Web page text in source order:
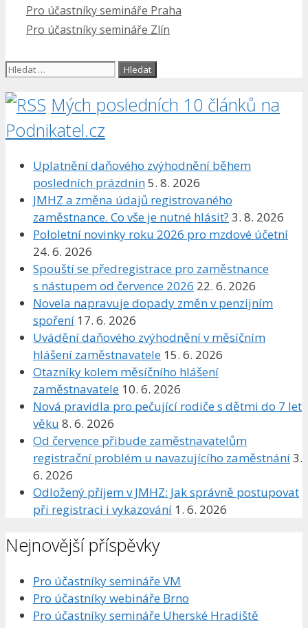
Pro účastníky semináře Praha
Pro účastníky semináře Zlín
Hledat:
Mých posledních 10 článků na
Podnikatel.cz
Uplatnění daňového zvýhodnění během
posledních prázdnin5. 8. 2026
JMHZ a změna údajů registrovaného
zaměstnance. Co vše je nutné hlásit? 3. 8. 2026
Pololetní novinky roku 2026 pro mzdové účetní
24. 6. 2026
Spouští se předregistrace pro zaměstnance
s nástupem od července 2026 22. 6. 2026
Novela napravuje dopady změn v penzijním
spoření 17. 6. 2026
Uvádění daňového zvýhodnění v měsíčním
hlášení zaměstnavatele 15. 6. 2026
Otazníky kolem měsíčního hlášení
zaměstnavatele 10. 6. 2026
Nová pravidla pro pečující rodiče s dětmi do 7 let
věku 8. 6. 2026
Od července přibude zaměstnavatelům
registrační problém u navazujícího zaměstnání3.
6. 2026
Odložený příjem v JMHZ: Jak správně postupovat
při registraci i vykazování 1. 6. 2026
Nejnovější příspěvky
Pro účastníky semináře VM
Pro účastníky webináře Brno
Pro účastníky semináře Uherské Hradiště